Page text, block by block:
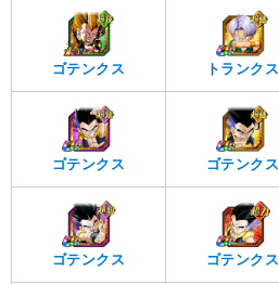
ゴテンクス トランクス
ゴテンクス ゴテンクス
ゴテンクス ゴテンクス